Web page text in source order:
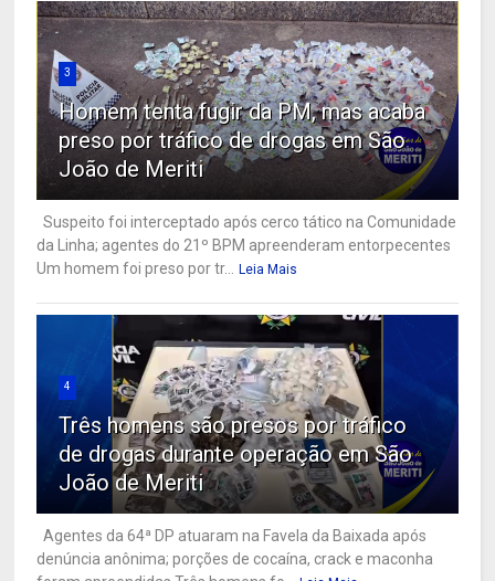
3
Homem tenta fugir da PM, mas acaba
preso por tráfico de drogas em São
João de Meriti
Suspeito foi interceptado após cerco tático na Comunidade
da Linha; agentes do 21º BPM apreenderam entorpecentes
Um homem foi preso por tr... Leia Mais
4
Três homens são presos por tráfico
de drogas durante operação em São
João de Meriti
Agentes da 64ª DP atuaram na Favela da Baixada após
denúncia anônima; porções de cocaína, crack e maconha